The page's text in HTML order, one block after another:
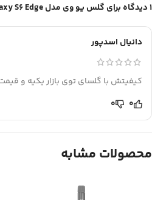
1 دیدگاه برای گلس یو وی مدل Samsung Galaxy S6 Edge
دانیال اسدپور
کیفیتش با گلسای توی بازار یکیه و
0
0
محصولات مشابه